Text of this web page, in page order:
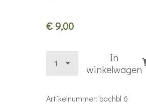
€ 9,00
In
winkelwagen
Artikelnummer: bachbl 6